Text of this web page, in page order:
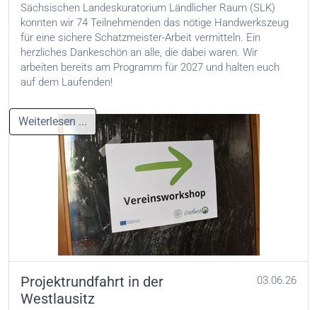
Sächsischen Landeskuratorium Ländlicher Raum (SLK)
konnten wir 74 Teilnehmenden das nötige Handwerkszeug
für eine sichere Schatzmeister-Arbeit vermitteln. Ein
herzliches Dankeschön an alle, die dabei waren. Wir
arbeiten bereits am Programm für 2027 und halten euch
auf dem Laufenden!
Weiterlesen ...
Projektrundfahrt in der
Westlausitz
03.06.26